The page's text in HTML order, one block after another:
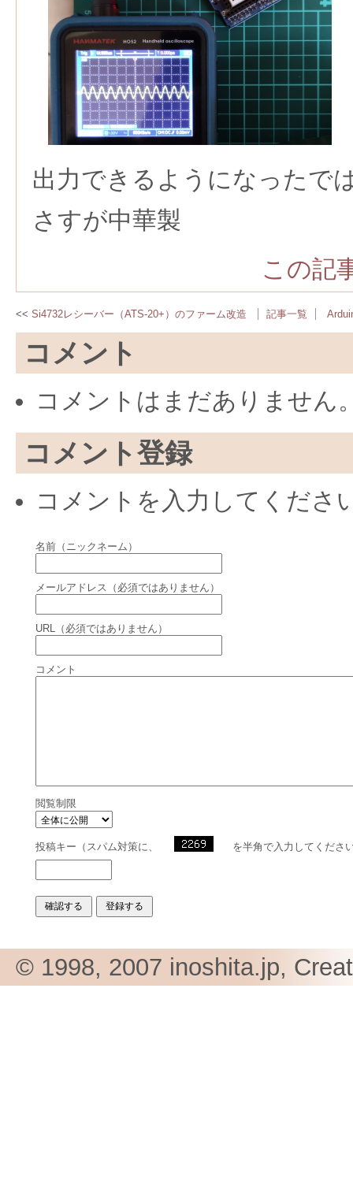
出力できるようになったで
さすが中華製
この記
Si4732レシーバー（ATS-20+）のファーム改造 記事一覧
コメント
コメントはまだありません
コメント登録
コメントを入力してくださ
名前（ニックネーム）
メールアドレス（必須ではありません）
URL（必須ではありません）
コメント
閲覧制限
投稿キー（スパム対策に、 を半角で入力してくださ
© 1998, 2007 inoshita.jp,